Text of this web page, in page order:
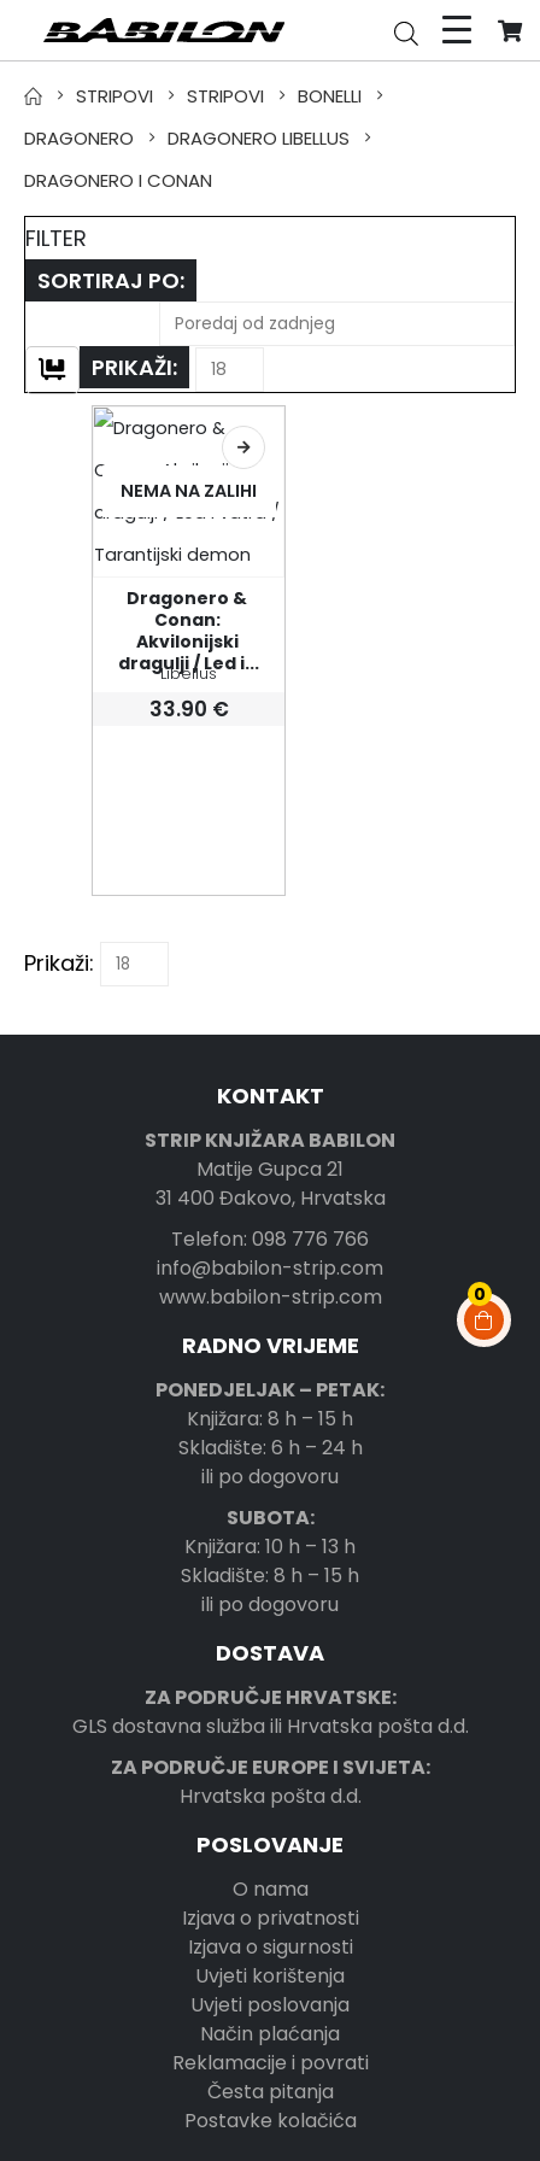
0
STRIPOVI STRIPOVI
BONELLI
DRAGONERO
DRAGONERO LIBELLUS
DRAGONERO I CONAN
FILTER
SORTIRAJ PO:
PRIKAŽI:
NEMA NA ZALIHI
Dragonero &
Conan:
Akvilonijski
dragulji / Led i...
Libellus
33.90 €
Prikaži:
KONTAKT
STRIP KNJIŽARA BABILON
Matije Gupca 21
31 400 Đakovo, Hrvatska
Telefon: 098 776 766
info@babilon-strip.com
www.babilon-strip.com
RADNO VRIJEME
PONEDJELJAK – PETAK:
Knjižara: 8 h – 15 h
Skladište: 6 h – 24 h
ili po dogovoru
SUBOTA:
Knjižara: 10 h – 13 h
Skladište: 8 h – 15 h
ili po dogovoru
DOSTAVA
ZA PODRUČJE HRVATSKE:
GLS dostavna služba ili Hrvatska pošta d.d.
ZA PODRUČJE EUROPE I SVIJETA:
Hrvatska pošta d.d.
POSLOVANJE
O nama
Izjava o privatnosti
Izjava o sigurnosti
Uvjeti korištenja
Uvjeti poslovanja
Način plaćanja
Reklamacije i povrati
Česta pitanja
Postavke kolačića